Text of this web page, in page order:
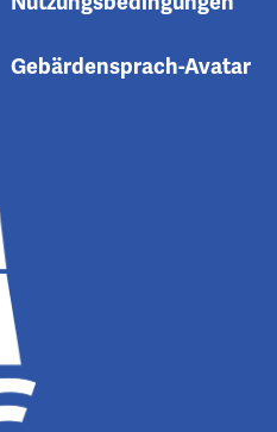
Gebärdensprach-Avatar